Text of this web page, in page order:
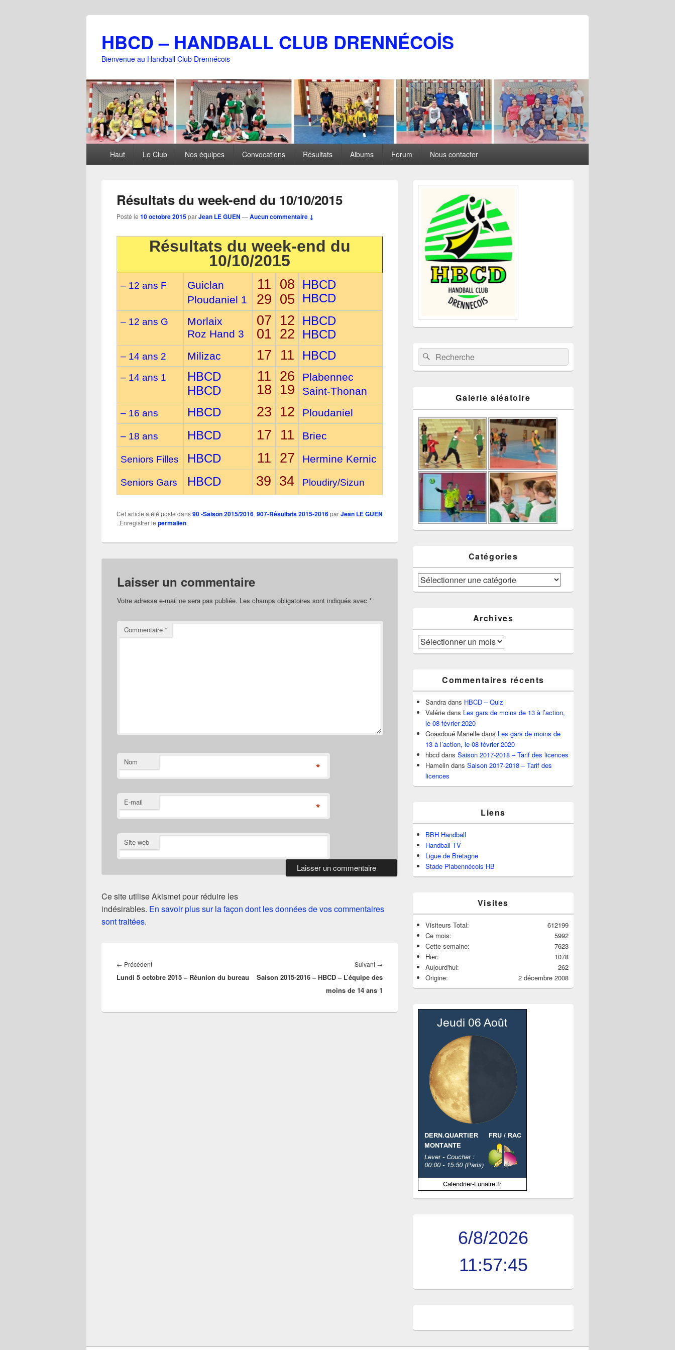
HBCD – HANDBALL CLUB DRENNÉCOİS
Bienvenue au Handball Club Drennécois
principalHaut Le Club Nos équipes Convocations Résultats Albums Forum Nous contacter
Résultats du week-end du 10/10/2015
Posté le 10 octobre 2015parJean LE GUEN —Aucun commentaire ↓
Résultats du week-end du
10/10/2015
– 12 ans F
Guiclan
Ploudaniel 1
11
29
08
05
HBCD
HBCD
– 12 ans G
Morlaix
Roz Hand 3
07
01
12
22
HBCD
HBCD
– 14 ans 2 Milizac 17 11 HBCD
– 14 ans 1
HBCD
HBCD
11
18
26
19
Plabennec
Saint-Thonan
– 16 ans HBCD 23 12 Ploudaniel
– 18 ans HBCD 17 11 Briec
Seniors Filles HBCD 11 27 Hermine Kernic
Seniors Gars HBCD 39 34 Ploudiry/Sizun
Cet article a été posté dans90 -Saison 2015/2016, 907-Résultats 2015-2016parJean LE GUEN
. Enregistrer le permalien.
Laisser un commentaire
Votre adresse e-mail ne sera pas publiée. Les champs obligatoires sont indiqués avec *
Commentaire *
Nom *
E-mail *
Site web
Ce site utilise Akismet pour réduire les
indésirables. En savoir plus sur la façon dont les données de vos commentaires
sont traitées.
de
l’article
← PrécédentArticle
précédent :
Lundi 5 octobre 2015 – Réunion du bureau
Suivant →
suivant :
Saison 2015-2016 – HBCD – L’équipe des
moins de 14 ans 1
Zone
barre
latérale
Recherche :Rechercher
Galerie aléatoire
Catégories
Catégories
Archives
Archives
Commentaires récents
Sandra dans HBCD – Quiz
Valérie dans Les gars de moins de 13 à l’action,
le 08 février 2020
Goasdoué Marielle dans Les gars de moins de
13 à l’action, le 08 février 2020
hbcd dans Saison 2017-2018 – Tarif des licences
Hamelin dans Saison 2017-2018 – Tarif des
licences
Liens
BBH Handball
Handball TV
Ligue de Bretagne
Stade Plabennécois HB
Visites
612199
Visiteurs Total:
5992
Ce mois:
7623
Cette semaine:
1078
Hier:
262
Aujourd'hui:
2 décembre 2008
Origine:
6/8/2026
11:57:46